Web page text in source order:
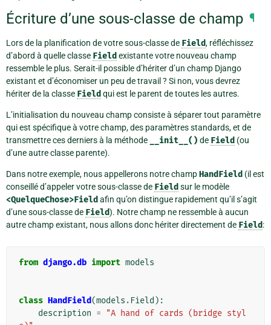
Écriture d’une sous-classe de champ ¶
Lors de la planification de votre sous-classe de Field, réfléchissez
d’abord à quelle classe Field existante votre nouveau champ
ressemble le plus. Serait-il possible d’hériter d’un champ Django
existant et d’économiser un peu de travail ? Si non, vous devrez
hériter de la classe Field qui est le parent de toutes les autres.
L’initialisation du nouveau champ consiste à séparer tout paramètre
qui est spécifique à votre champ, des paramètres standards, et de
transmettre ces derniers à la méthode
__init__() de Field (ou
d’une autre classe parente).
Dans notre exemple, nous appellerons notre champHandField (il est
conseillé d’appeler votre sous-classe de Field sur le modèle
<QuelqueChose>Field afin qu’on distingue rapidement qu’il s’agit
d’une sous-classe de Field). Notre champ ne ressemble à aucun
autre champ existant, nous allons donc hériter directement de Field:
from django.db import models
class HandField(models . Field ):
description =
"A hand of cards (bridge styl